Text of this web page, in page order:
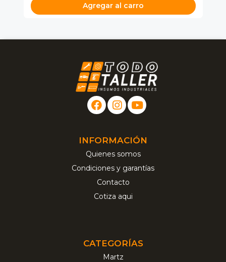
Agregar al carro
INFORMACIÓN
Quienes somos
Condiciones y garantías
Contacto
Cotiza aqui
CATEGORÍAS
Martz